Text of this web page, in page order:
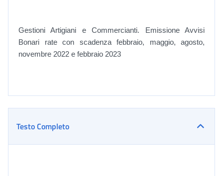
Gestioni Artigiani e Commercianti. Emissione Avvisi
Bonari rate con scadenza febbraio, maggio, agosto,
novembre 2022 e febbraio 2023
Testo Completo